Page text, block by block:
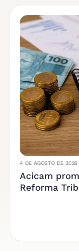
4 DE AGOSTO DE 2026
Acicam
Reforma